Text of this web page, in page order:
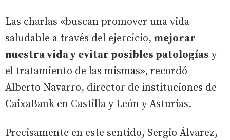
Las charlas «buscan promover una vida
saludable a través del ejercicio, mejorar
nuestra vida y evitar posibles patologías y
el tratamiento de las mismas», recordó
Alberto Navarro, director de instituciones de
CaixaBank en Castilla y León y Asturias.
Precisamente en este sentido, Sergio Álvarez,